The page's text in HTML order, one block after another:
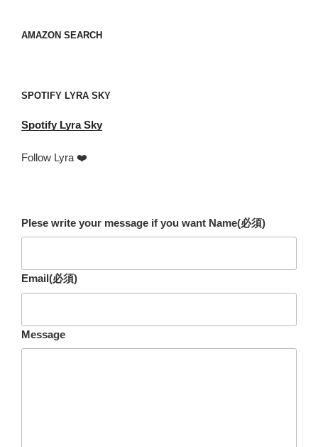
your
AMAZON SEARCH
SPOTIFY LYRA SKY
Spotify Lyra Sky
Follow Lyra ❤️
Plese write your message if you want Name(必須)
Email(必須)
Message